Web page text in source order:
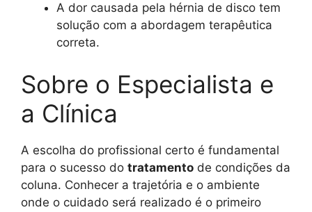
A dor causada pela hérnia de disco tem
solução com a abordagem terapêutica
correta.
Sobre o Especialista e
a Clínica
A escolha do profissional certo é fundamental
para o sucesso do tratamento de condições da
coluna. Conhecer a trajetória e o ambiente
onde o cuidado será realizado é o primeiro